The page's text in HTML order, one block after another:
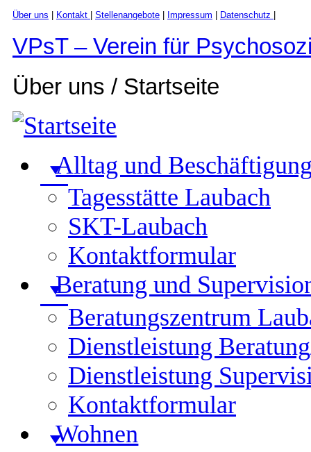
Über uns Kontakt Stellenangebote Impressum Datenschutz
Zum
Inhalt
wechseln
VPsT – Verein für
Über uns / Startseite
Menü
Alltag und
Tagesstätte Laubach
SKT-​​Laubach
Kontaktformular
Beratung und
Beratungszentrum
Dienstleistung
Dienstleistung
Kontaktformular
Wohnen